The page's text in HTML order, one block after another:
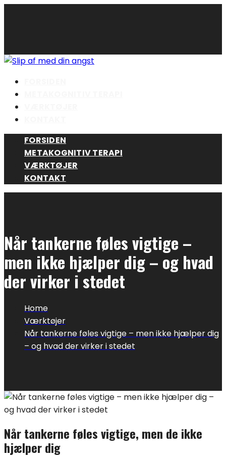
FORSIDEN
METAKOGNITIV TERAPI
VÆRKTØJER
KONTAKT
Når tankerne føles vigtige –
men ikke hjælper dig – og hvad
der virker i stedet
Home
Værktøjer
Når tankerne føles vigtige – men ikke hjælper dig
– og hvad der virker i stedet
Når tankerne føles vigtige, men de ikke
hjælper dig